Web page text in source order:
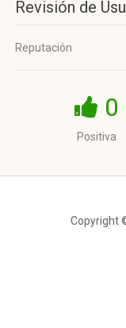
Revisión de
Reputación
0
Positiva
Copyright